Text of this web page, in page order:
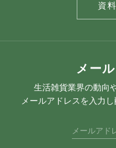
資
メー
生活雑貨業界の動向
メールアドレスを入力